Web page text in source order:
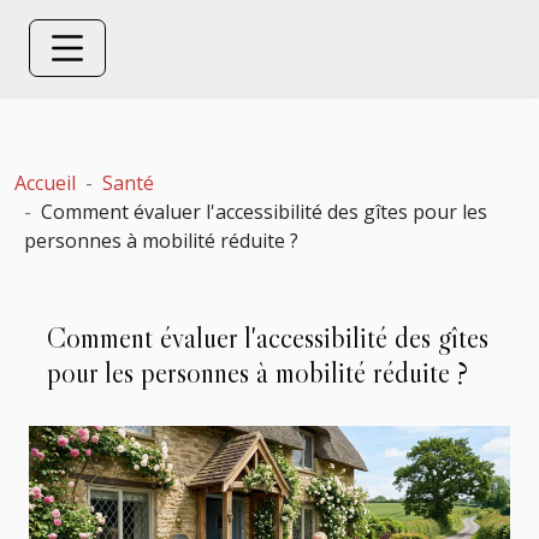
Accueil
Santé
Comment évaluer l'accessibilité des gîtes pour les
personnes à mobilité réduite ?
Comment évaluer l'accessibilité des gîtes
pour les personnes à mobilité réduite ?